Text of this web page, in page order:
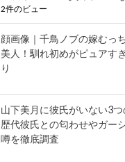
2件のビュー
顔画像｜千鳥ノブの嫁むっ
美人！馴れ初めがピュアす
り
山下美月に彼氏がいない3つ
歴代彼氏との匂わせやガー
噂を徹底調査